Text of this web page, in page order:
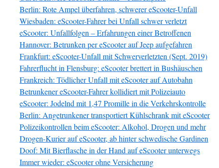
Berlin: Rote Ampel überfahren, schwerer eScooter-Unfall
Wiesbaden: eScooter-Fahrer bei Unfall schwer verletzt
eScooter: Unfallfolgen – Erfahrungen einer Betroffenen
Hannover: Betrunken per eScooter auf Jeep aufgefahren
Frankfurt: eScooter-Unfall mit Schwerverletzten (Sept. 2019)
Fahrerflucht in Flensburg: eScooter brettert in Bushäuschen
Frankreich: Tödlicher Unfall mit eScooter auf Autobahn
Betrunkener eScooter-Fahrer kollidiert mit Polizeiauto
eScooter: Jodelnd mit 1,47 Promille in die Verkehrskontrolle
Berlin: Angetrunkener transportiert Kühlschrank mit eScooter
Polizeikontrollen beim eScooter: Alkohol, Drogen und mehr
Drogen-Kurier auf eScooter, ab hinter schwedische Gardinen
Doof: Mit Bierflasche in der Hand auf eScooter unterwegs
Immer wieder: eScooter ohne Versicherung